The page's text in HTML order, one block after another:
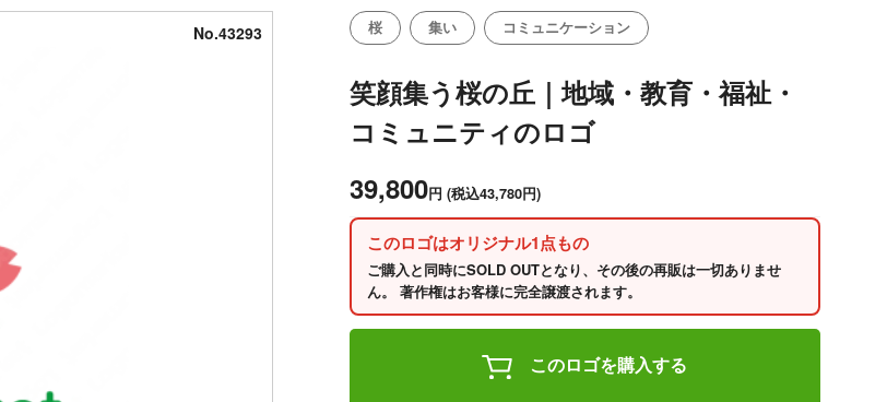
No.43293 桜 集い コミュニケーション
笑顔集う桜の丘｜地域・教育・福祉・
コミュニティのロゴ
39,800円 (税込43,780円)
このロゴはオリジナル1点もの
ご購入と同時にSOLD OUTとなり、その後の再販は一切ありませ
ん。 著作権はお客様に完全譲渡されます。
このロゴを購入する